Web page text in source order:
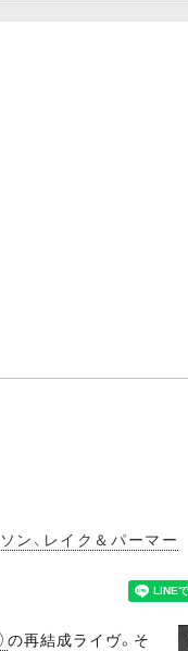
ン、レイク＆パーマー
の再結成ライヴ。そ